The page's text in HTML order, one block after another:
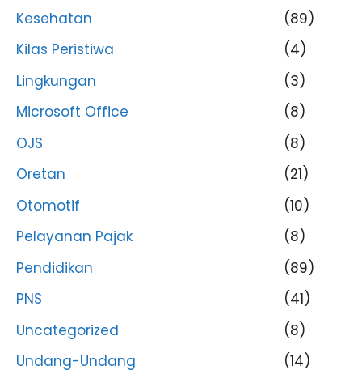
Kesehatan
(89)
Kilas Peristiwa
(4)
Lingkungan
(3)
Microsoft Office
(8)
OJS
(8)
Oretan
(21)
Otomotif
(10)
Pelayanan Pajak
(8)
Pendidikan
(89)
PNS
(41)
Uncategorized
(8)
Undang-Undang
(14)